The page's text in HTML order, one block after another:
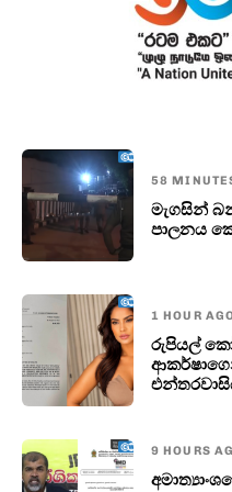
58
මැගසින්
පාලනය
1 HOUR
රුපියල්
9 HOURS